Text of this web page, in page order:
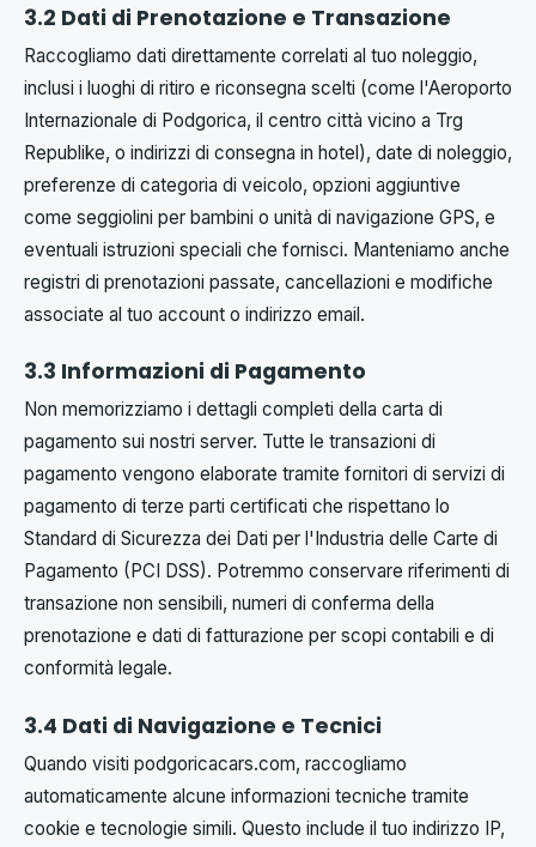
3.2 Dati di Prenotazione e Transazione
Raccogliamo dati direttamente correlati al tuo noleggio,
inclusi i luoghi di ritiro e riconsegna scelti (come l'Aeroporto
Internazionale di Podgorica, il centro città vicino a Trg
Republike, o indirizzi di consegna in hotel), date di noleggio,
preferenze di categoria di veicolo, opzioni aggiuntive
come seggiolini per bambini o unità di navigazione GPS, e
eventuali istruzioni speciali che fornisci. Manteniamo anche
registri di prenotazioni passate, cancellazioni e modifiche
associate al tuo account o indirizzo email.
3.3 Informazioni di Pagamento
Non memorizziamo i dettagli completi della carta di
pagamento sui nostri server. Tutte le transazioni di
pagamento vengono elaborate tramite fornitori di servizi di
pagamento di terze parti certificati che rispettano lo
Standard di Sicurezza dei Dati per l'Industria delle Carte di
Pagamento (PCI DSS). Potremmo conservare riferimenti di
transazione non sensibili, numeri di conferma della
prenotazione e dati di fatturazione per scopi contabili e di
conformità legale.
3.4 Dati di Navigazione e Tecnici
Quando visiti podgoricacars.com, raccogliamo
automaticamente alcune informazioni tecniche tramite
cookie e tecnologie simili. Questo include il tuo indirizzo IP,